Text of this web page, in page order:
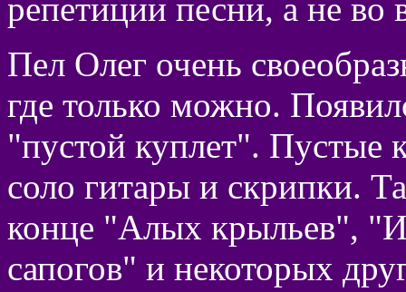
репетиции песни, а не во
Пел Олег очень
где только можно.
"пустой куплет". Пустые
соло гитары и скрипки.
конце "Алых крыльев",
сапогов" и некоторых